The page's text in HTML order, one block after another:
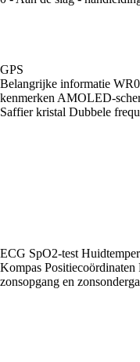
GPS
Belangrijke informatie
kenmerken AMOLED-
Saffier kristal Dubbele
ECG SpO2-test
Kompas
zonsopgang en